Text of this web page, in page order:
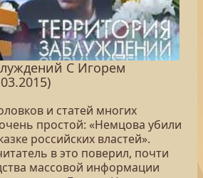
С Игорем
и статей многих
простой: «Немцова убили
российских властей».
в это поверил, почти
массовой информации